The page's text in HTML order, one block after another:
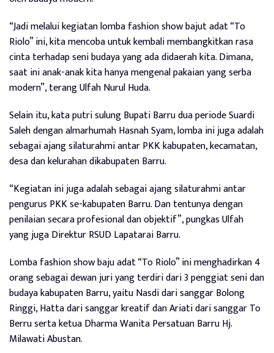
“Jadi melalui kegiatan lomba fashion show bajut adat “To
Riolo” ini, kita mencoba untuk kembali membangkitkan rasa
cinta terhadap seni budaya yang ada didaerah kita. Dimana,
saat ini anak-anak kita hanya mengenal pakaian yang serba
modern”, terang Ulfah Nurul Huda.
Selain itu, kata putri sulung Bupati Barru dua periode Suardi
Saleh dengan almarhumah Hasnah Syam, lomba ini juga adalah
sebagai ajang silaturahmi antar PKK kabupaten, kecamatan,
desa dan kelurahan dikabupaten Barru.
“Kegiatan ini juga adalah sebagai ajang silaturahmi antar
pengurus PKK se-kabupaten Barru. Dan tentunya dengan
penilaian secara profesional dan objektif”, pungkas Ulfah
yang juga Direktur RSUD Lapatarai Barru.
Lomba fashion show baju adat “To Riolo” ini menghadirkan 4
orang sebagai dewan juri yang terdiri dari 3 penggiat seni dan
budaya kabupaten Barru, yaitu Nasdi dari sanggar Bolong
Ringgi, Hatta dari sanggar kreatif dan Ariati dari sanggar To
Berru serta ketua Dharma Wanita Persatuan Barru Hj.
Milawati Abustan.